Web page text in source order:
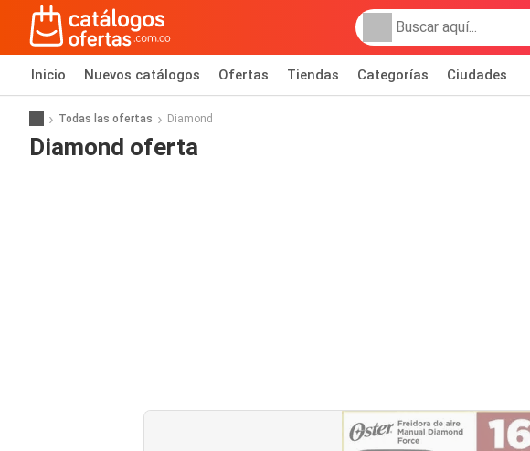
Inicio Nuevos catálogos Ofertas Tiendas Categorías Ciudades
Todas las ofertas Diamond
Diamond oferta